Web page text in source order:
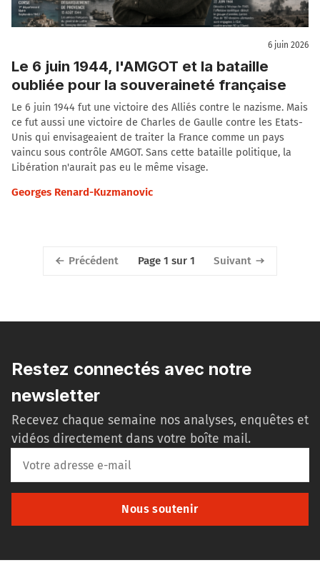
6 juin 2026
Le 6 juin 1944, l'AMGOT et la bataille
oubliée pour la souveraineté française
Le 6 juin 1944 fut une victoire des Alliés contre le nazisme. Mais
ce fut aussi une victoire de Charles de Gaulle contre les Etats-
Unis qui envisageaient de traiter la France comme un pays
vaincu sous contrôle AMGOT. Sans cette bataille politique, la
Libération n'aurait pas eu le même visage.
Georges Renard-Kuzmanovic
Précédent Page 1 sur 1 Suivant
Restez connectés avec notre
newsletter
Recevez chaque semaine nos analyses, enquêtes et
vidéos directement dans votre boîte mail.
Nous soutenir